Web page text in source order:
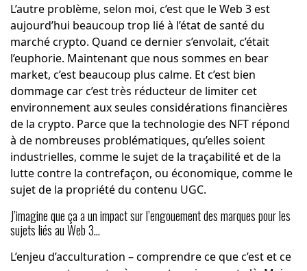
L’autre problème, selon moi, c’est que le Web 3 est
aujourd’hui beaucoup trop lié à l’état de santé du
marché crypto. Quand ce dernier s’envolait, c’était
l’euphorie. Maintenant que nous sommes en bear
market, c’est beaucoup plus calme. Et c’est bien
dommage car c’est très réducteur de limiter cet
environnement aux seules considérations financières
de la crypto. Parce que la technologie des NFT répond
à de nombreuses problématiques, qu’elles soient
industrielles, comme le sujet de la traçabilité et de la
lutte contre la contrefaçon, ou économique, comme le
sujet de la propriété du contenu UGC.
J’imagine que ça a un impact sur l’engouement des marques pour les
sujets liés au Web 3…
L’enjeu d’acculturation – comprendre ce que c’est et ce